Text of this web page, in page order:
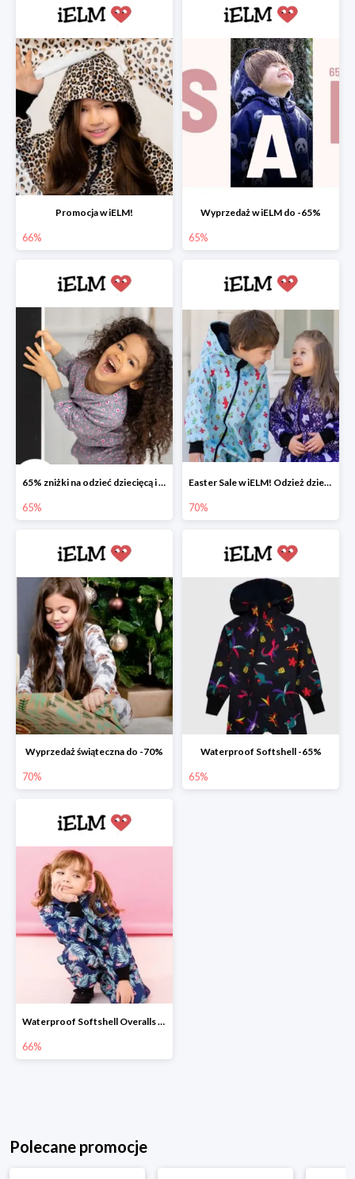
Promocja w iELM!
66%
Wyprzedaż w iELM do -65%
65%
65% zniżki na odzieć dziecięcą i niemowlęcą
65%
Easter Sale w iELM! Odzież dziecięca
70%
Wyprzedaż świąteczna do -70%
70%
Waterproof Softshell -65%
65%
Waterproof Softshell Overalls do -66%
66%
Polecane promocje